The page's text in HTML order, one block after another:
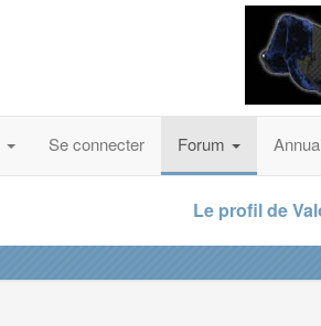
Se connecter Forum
Le profil de